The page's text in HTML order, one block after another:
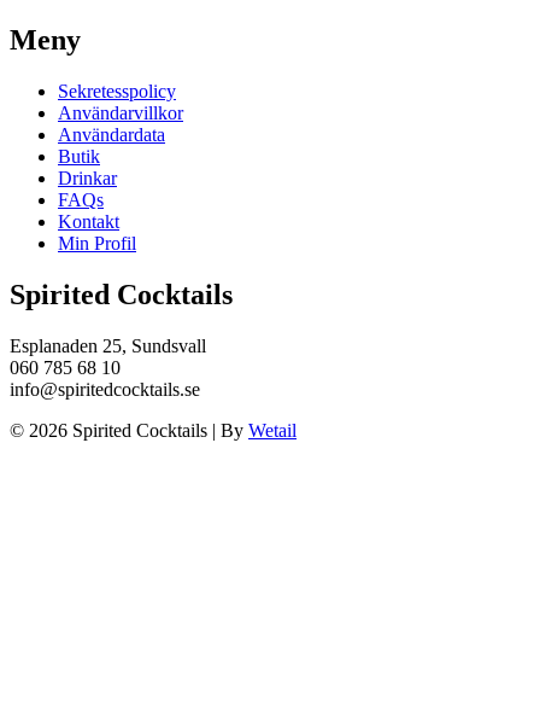
Meny
Sekretesspolicy
Användarvillkor
Användardata
Butik
Drinkar
FAQs
Kontakt
Min Profil
Spirited Cocktails
Esplanaden 25, Sundsvall
060 785 68 10
info@spiritedcocktails.se
© 2026 Spirited Cocktails | By Wetail